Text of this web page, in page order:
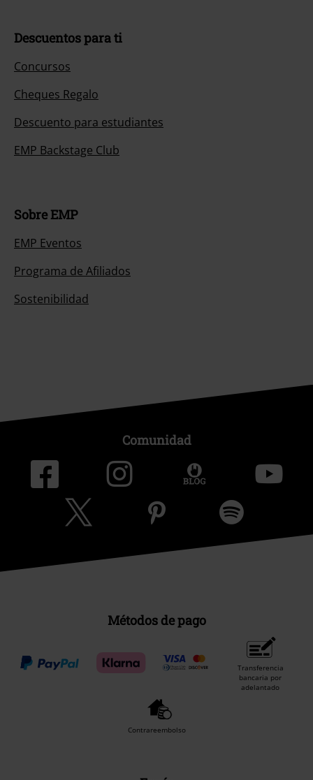
Descuentos para ti
Concursos
Cheques Regalo
Descuento para estudiantes
EMP Backstage Club
Sobre EMP
EMP Eventos
Programa de Afiliados
Sostenibilidad
Comunidad
Métodos de pago
Transferencia
bancaria por
adelantado
Contrareembolso